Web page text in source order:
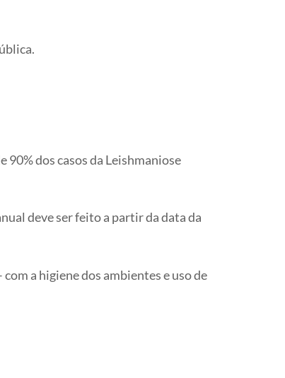
90% dos casos da Leishmaniose
deve ser feito a partir da data da
a higiene dos ambientes e uso de